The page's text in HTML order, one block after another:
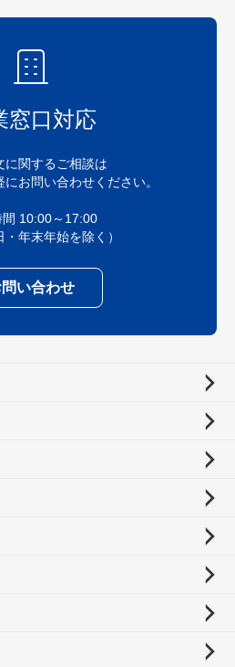
窓口対応
に関するご相談は
お問い合わせください。
間 10:00～17:00
・年末年始を除く）
問い合わせ